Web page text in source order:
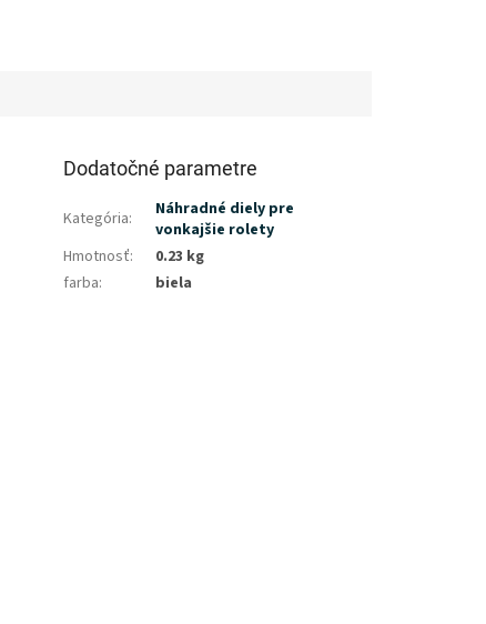
Dodatočné parametre
Kategória:
Náhradné diely pre
vonkajšie rolety
Hmotnosť:
0.23 kg
farba: biela